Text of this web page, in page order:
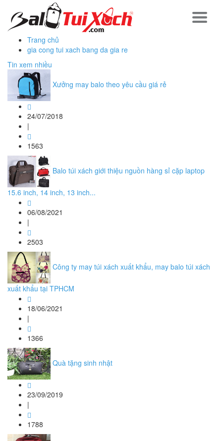
Trang chủ
gia cong tui xach bang da gia re
Tin xem nhiều
Xưởng may balo theo yêu cầu giá rẻ
24/07/2018
|
1563
Balo túi xách giới thiệu nguồn hàng sỉ cặp laptop
15.6 inch, 14 inch, 13 inch...
06/08/2021
|
2503
Công ty may túi xách xuất khẩu, may balo túi xách
xuất khẩu tại TPHCM
18/06/2021
|
1366
Quà tặng sinh nhật
23/09/2019
|
1788